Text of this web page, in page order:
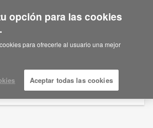
you in United States?
you like to see Products we sell in
region?
opción para las cookies
para ofrecerle al usuario una mejor
Aceptar todas las cookies